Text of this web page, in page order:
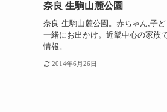
奈良 生駒山麓公園
奈良 生駒山麓公園。赤ちゃん,子
一緒にお出かけ。近畿中心の家族
情報。
2014年6月26日